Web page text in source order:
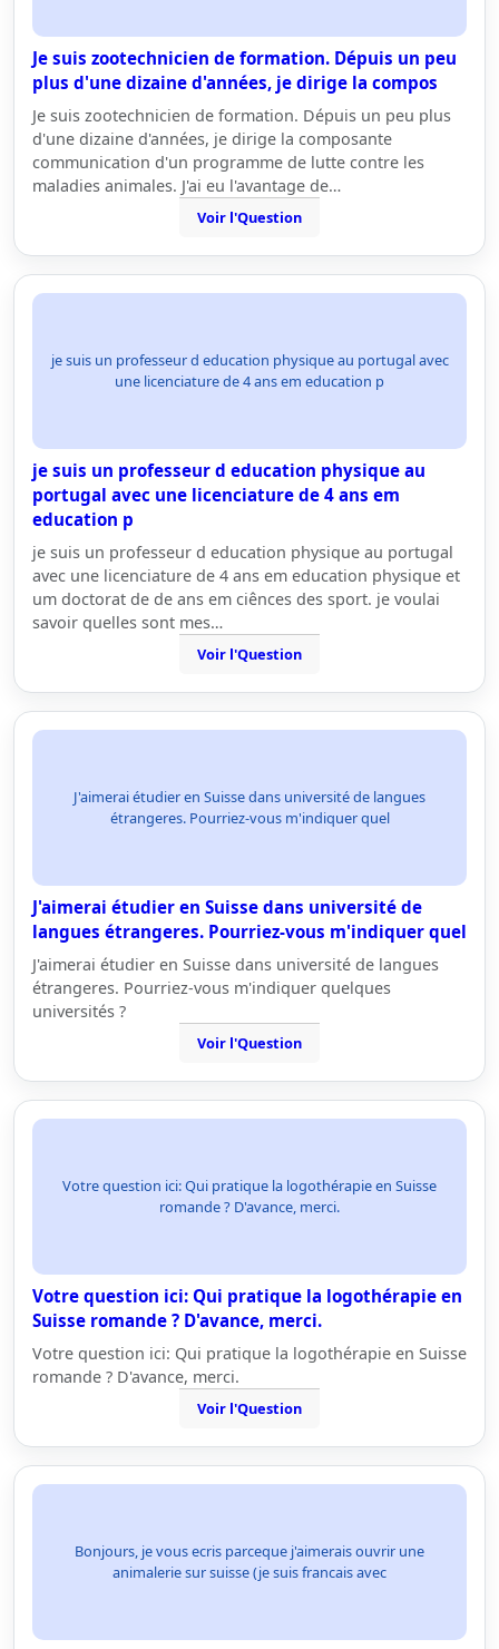
Je suis zootechnicien de formation. Dépuis un peu
plus d'une dizaine d'années, je dirige la compos
Je suis zootechnicien de formation. Dépuis un peu plus
d'une dizaine d'années, je dirige la composante
communication d'un programme de lutte contre les
maladies animales. J'ai eu l'avantage de…
Voir l'Question
je suis un professeur d education physique au portugal avec
une licenciature de 4 ans em education p
je suis un professeur d education physique au
portugal avec une licenciature de 4 ans em
education p
je suis un professeur d education physique au portugal
avec une licenciature de 4 ans em education physique et
um doctorat de de ans em ciênces des sport. je voulai
savoir quelles sont mes…
Voir l'Question
J'aimerai étudier en Suisse dans université de langues
étrangeres. Pourriez-vous m'indiquer quel
J'aimerai étudier en Suisse dans université de
langues étrangeres. Pourriez-vous m'indiquer quel
J'aimerai étudier en Suisse dans université de langues
étrangeres. Pourriez-vous m'indiquer quelques
universités ?
Voir l'Question
Votre question ici: Qui pratique la logothérapie en Suisse
romande ? D'avance, merci.
Votre question ici: Qui pratique la logothérapie en
Suisse romande ? D'avance, merci.
Votre question ici: Qui pratique la logothérapie en Suisse
romande ? D'avance, merci.
Voir l'Question
Bonjours, je vous ecris parceque j'aimerais ouvrir une
animalerie sur suisse (je suis francais avec